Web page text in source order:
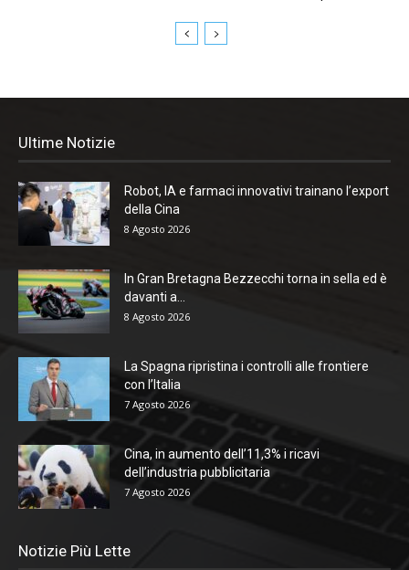
Ultime Notizie
Robot, IA e farmaci innovativi trainano l’export
della Cina
8 Agosto 2026
In Gran Bretagna Bezzecchi torna in sella ed è
davanti a...
8 Agosto 2026
La Spagna ripristina i controlli alle frontiere
con l’Italia
7 Agosto 2026
Cina, in aumento dell’11,3% i ricavi
dell’industria pubblicitaria
7 Agosto 2026
Notizie Più Lette